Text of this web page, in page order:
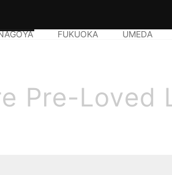
FUKUOKA UMEDA
Pre-Loved